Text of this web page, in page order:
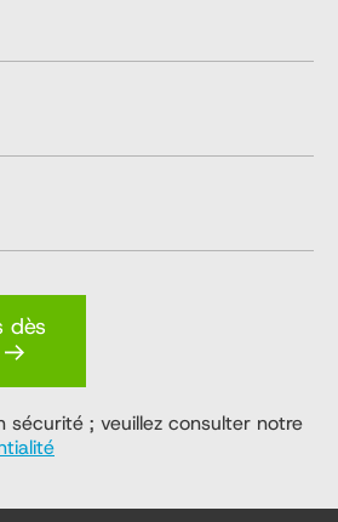
dès
sécurité ; veuillez consulter notre